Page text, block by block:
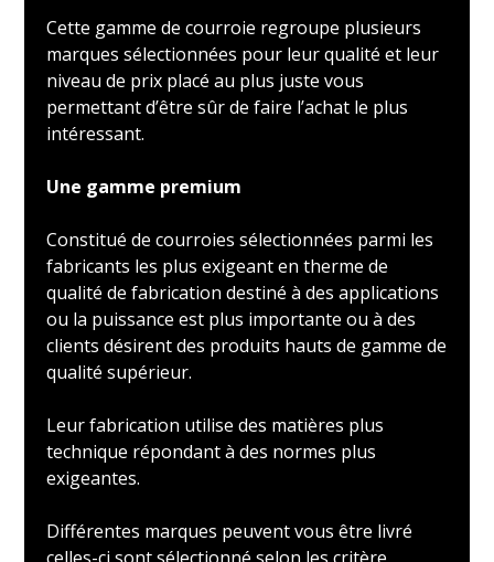
Cette gamme de courroie regroupe plusieurs
marques sélectionnées pour leur qualité et leur
niveau de prix placé au plus juste vous
permettant d’être sûr de faire l’achat le plus
intéressant.
Une gamme premium
Constitué de courroies sélectionnées parmi les
fabricants les plus exigeant en therme de
qualité de fabrication destiné à des applications
ou la puissance est plus importante ou à des
clients désirent des produits hauts de gamme de
qualité supérieur.
Leur fabrication utilise des matières plus
technique répondant à des normes plus
exigeantes.
Différentes marques peuvent vous être livré